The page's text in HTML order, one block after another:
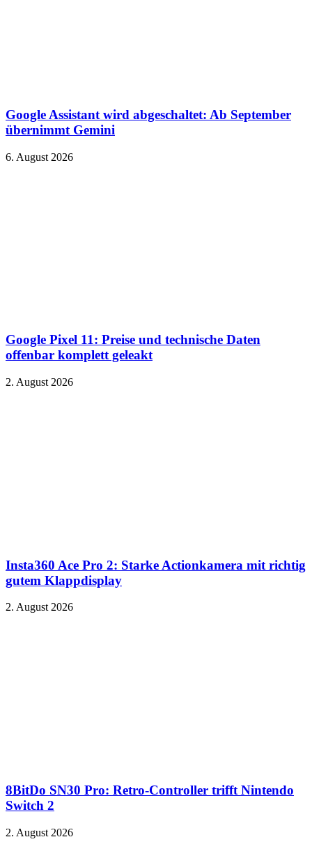
Google Assistant wird abgeschaltet: Ab September
übernimmt Gemini
6. August 2026
Google Pixel 11: Preise und technische Daten
offenbar komplett geleakt
2. August 2026
Insta360 Ace Pro 2: Starke Actionkamera mit richtig
gutem Klappdisplay
2. August 2026
8BitDo SN30 Pro: Retro-Controller trifft Nintendo
Switch 2
2. August 2026